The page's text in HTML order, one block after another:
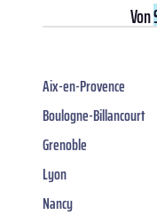
Von
Aix-en-Provence
Boulogne-Billancourt
Grenoble
Lyon
Nancy